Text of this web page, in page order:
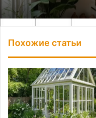
Похожие статьи